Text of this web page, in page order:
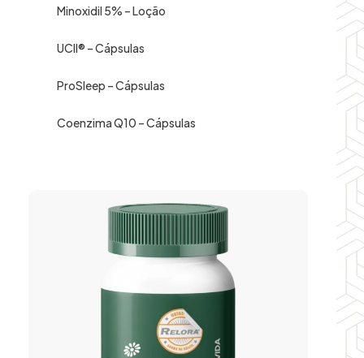
Minoxidil 5% – Loção
UCII® – Cápsulas
ProSleep – Cápsulas
Coenzima Q10 – Cápsulas